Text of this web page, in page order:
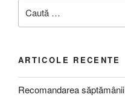
după:
ARTICOLE RECENTE
Recomandarea săptămânii